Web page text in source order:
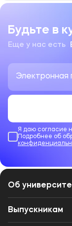
Будьте в
Еще у нас есть
Я даю согласие
Подробнее об
Об
Лицензии и
Выпускникам